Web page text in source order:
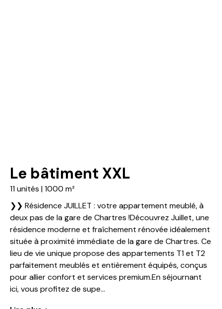
Le bâtiment XXL
11 unités | 1000 m²
❯❯ Résidence JUILLET : votre appartement meublé, à
deux pas de la gare de Chartres !Découvrez Juillet, une
résidence moderne et fraîchement rénovée idéalement
située à proximité immédiate de la gare de Chartres. Ce
lieu de vie unique propose des appartements T1 et T2
parfaitement meublés et entièrement équipés, conçus
pour allier confort et services premium.En séjournant
ici, vous profitez de supe...